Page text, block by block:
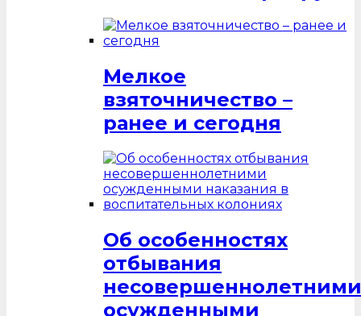
Мелкое
взяточничество –
ранее и сегодня
Об особенностях
отбывания
несовершеннолетними
осужденными